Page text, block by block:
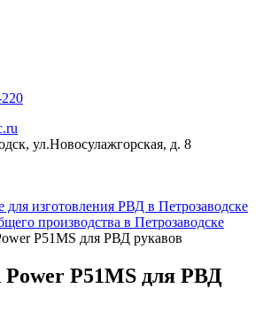
ул.Новосулажгорская, д. 8
для изготовления РВД в Петрозаводске
производства в Петрозаводске
P51MS для РВД рукавов
P51MS для РВД